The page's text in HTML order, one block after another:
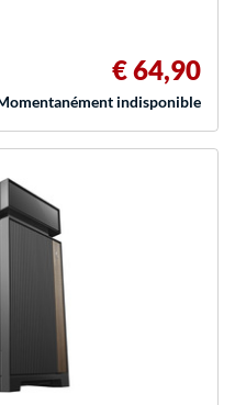
€ 64,90
indisponible